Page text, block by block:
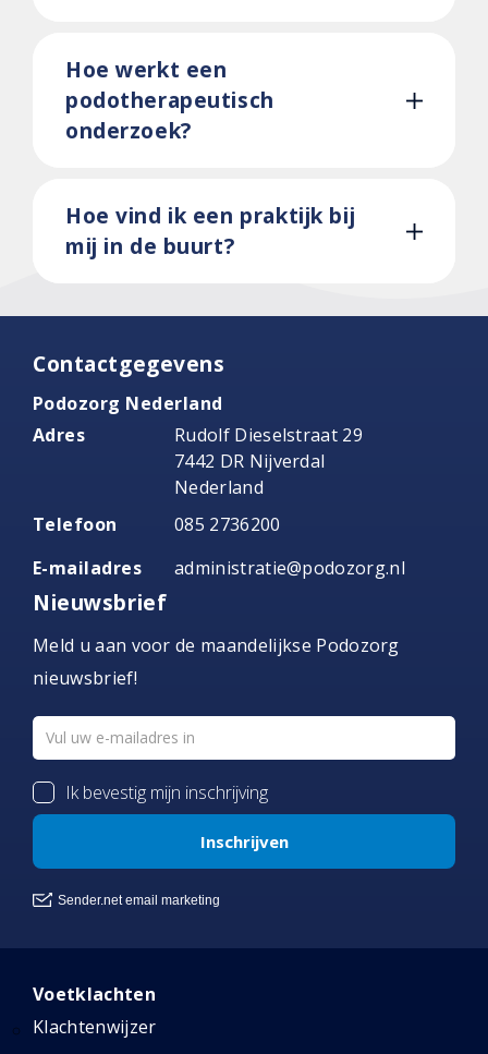
Hoe werkt een
podotherapeutisch
onderzoek?
Hoe vind ik een praktijk bij
mij in de buurt?
Contactgegevens
Podozorg Nederland
Adres
Rudolf Dieselstraat 29
7442 DR Nijverdal
Nederland
Telefoon
085 2736200
E-mailadres
administratie@podozorg.nl
Nieuwsbrief
Meld u aan voor de maandelijkse Podozorg
nieuwsbrief!
Voetklachten
Klachtenwijzer